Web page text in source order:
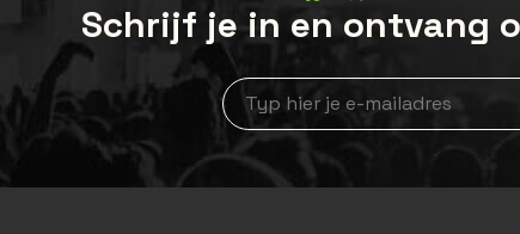
Schrijf je in en ontvang
Nieuwsbrief aanmelding